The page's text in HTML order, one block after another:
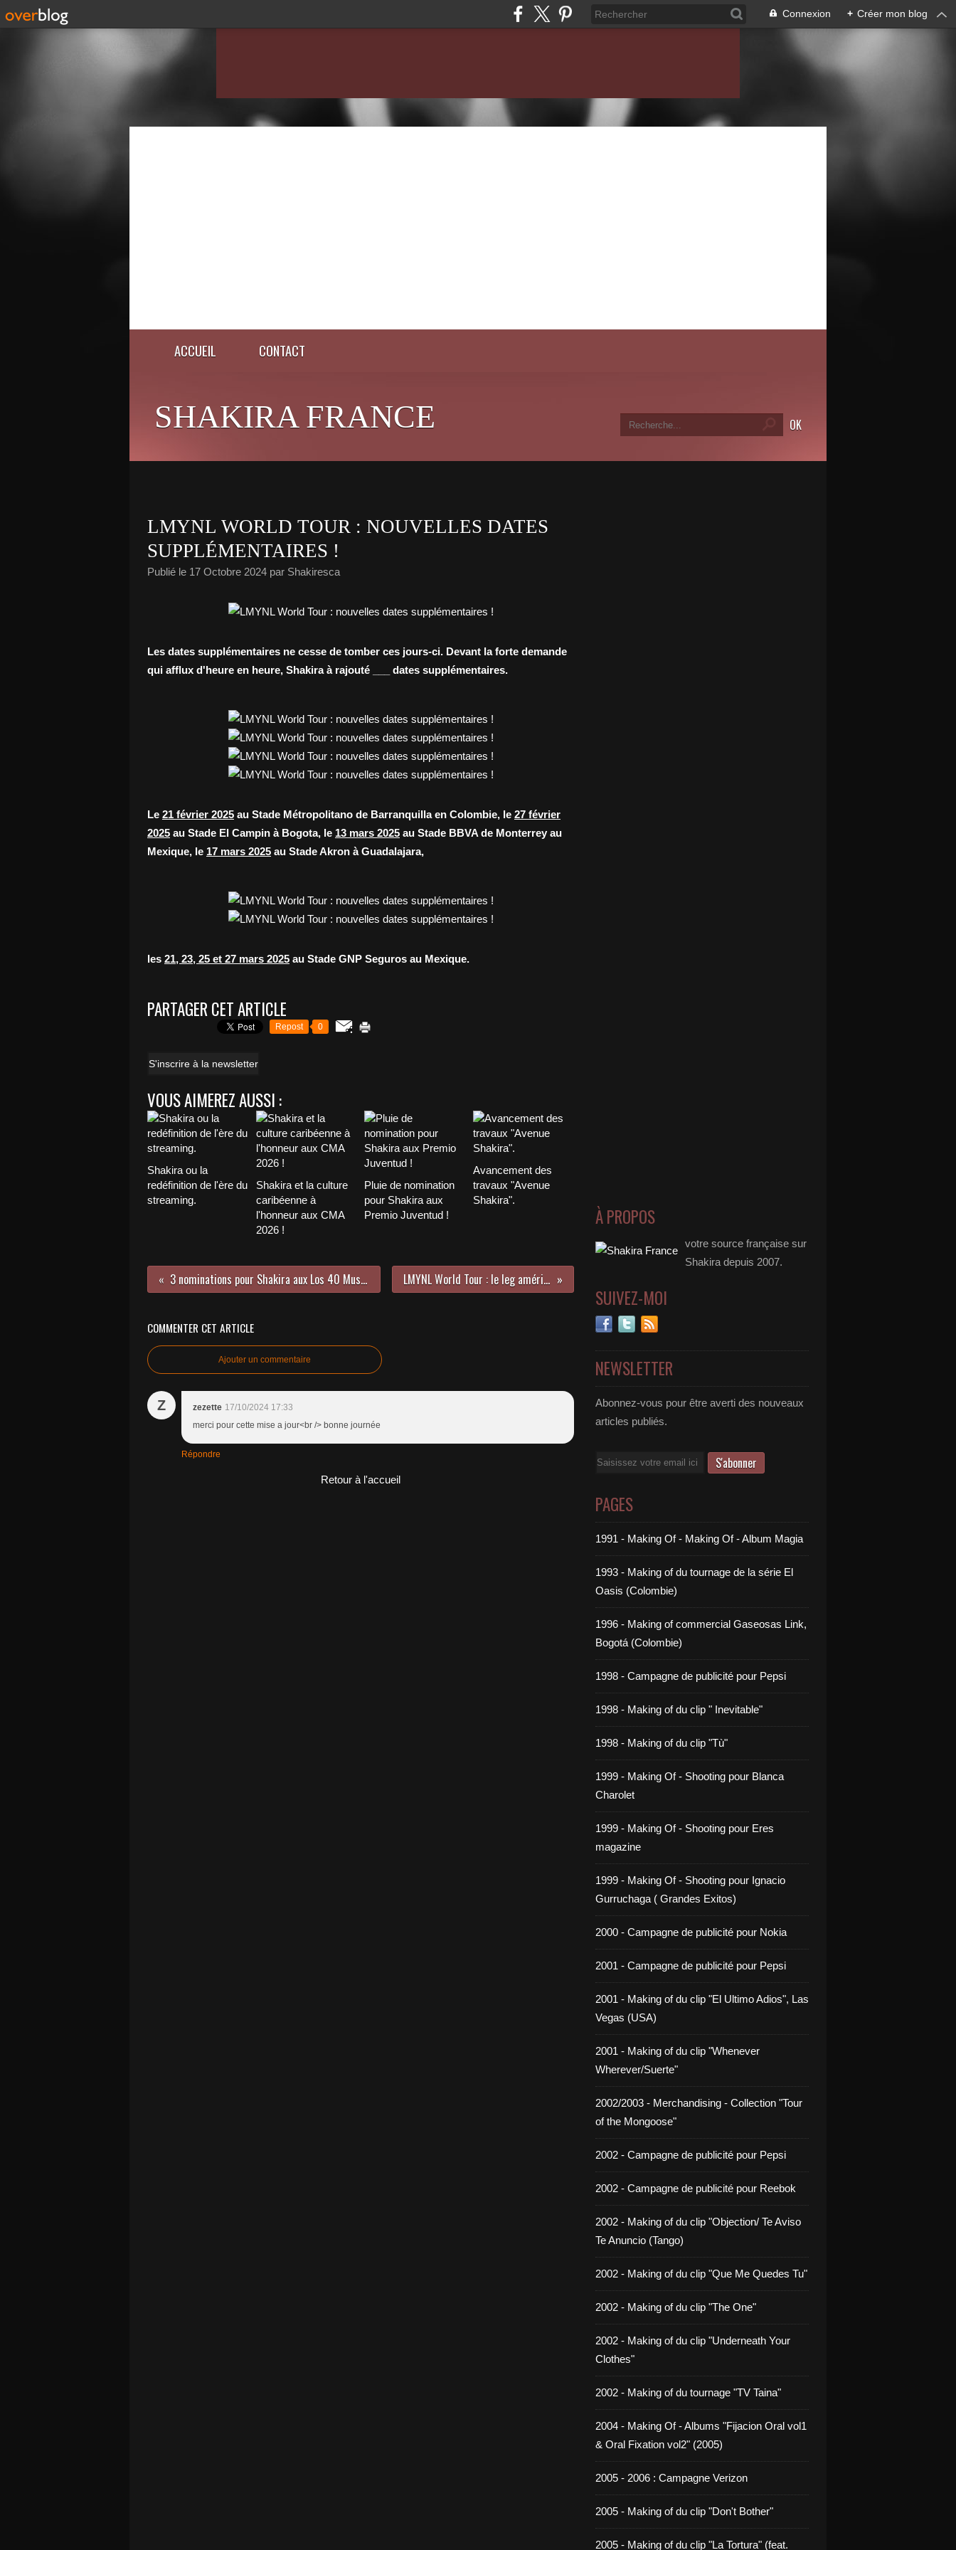
Connexion + Créer mon blog
ACCUEIL CONTACT
SHAKIRA FRANCE
LMYNL WORLD TOUR : NOUVELLES DATES
SUPPLÉMENTAIRES !
Publié le 17 Octobre 2024 par Shakiresca
Les dates supplémentaires ne cesse de tomber ces jours-ci. Devant la forte demande
qui afflux d'heure en heure, Shakira à rajouté ___ dates supplémentaires.
Le 21 février 2025 au Stade Métropolitano de Barranquilla en Colombie, le 27 février
2025 au Stade El Campin à Bogota, le 13 mars 2025 au Stade BBVA de Monterrey au
Mexique, le 17 mars 2025 au Stade Akron à Guadalajara,
les 21, 23, 25 et 27 mars 2025 au Stade GNP Seguros au Mexique.
PARTAGER CET ARTICLE
Repost 0
S'inscrire à la newsletter
VOUS AIMEREZ AUSSI :
Shakira ou la
redéfinition de l'ère du
streaming.
Shakira et la culture
caribéenne à
l'honneur aux CMA
2026 !
Pluie de nomination
pour Shakira aux
Premio Juventud !
Avancement des
travaux "Avenue
Shakira".
3 nominations pour Shakira aux Los 40 Music Awards 2024 ! LMYNL World Tour : le leg américain reporté !
COMMENTER CET ARTICLE
Ajouter un commentaire
Z zezette 17/10/2024 17:33
merci pour cette mise a jour<br /> bonne journée
Répondre
Retour à l'accueil
À PROPOS
votre source française sur
Shakira depuis 2007.
SUIVEZ-MOI
NEWSLETTER
Abonnez-vous pour être averti des nouveaux
articles publiés.
Email
PAGES
1991 - Making Of - Making Of - Album Magia
1993 - Making of du tournage de la série El
Oasis (Colombie)
1996 - Making of commercial Gaseosas Link,
Bogotá (Colombie)
1998 - Campagne de publicité pour Pepsi
1998 - Making of du clip " Inevitable"
1998 - Making of du clip "Tù"
1999 - Making Of - Shooting pour Blanca
Charolet
1999 - Making Of - Shooting pour Eres
magazine
1999 - Making Of - Shooting pour Ignacio
Gurruchaga ( Grandes Exitos)
2000 - Campagne de publicité pour Nokia
2001 - Campagne de publicité pour Pepsi
2001 - Making of du clip "El Ultimo Adios", Las
Vegas (USA)
2001 - Making of du clip "Whenever
Wherever/Suerte"
2002/2003 - Merchandising - Collection "Tour
of the Mongoose"
2002 - Campagne de publicité pour Pepsi
2002 - Campagne de publicité pour Reebok
2002 - Making of du clip "Objection/ Te Aviso
Te Anuncio (Tango)
2002 - Making of du clip "Que Me Quedes Tu"
2002 - Making of du clip "The One"
2002 - Making of du clip "Underneath Your
Clothes"
2002 - Making of du tournage "TV Taina"
2004 - Making Of - Albums "Fijacion Oral vol1
& Oral Fixation vol2" (2005)
2005 - 2006 : Campagne Verizon
2005 - Making of du clip "Don't Bother"
2005 - Making of du clip "La Tortura" (feat.